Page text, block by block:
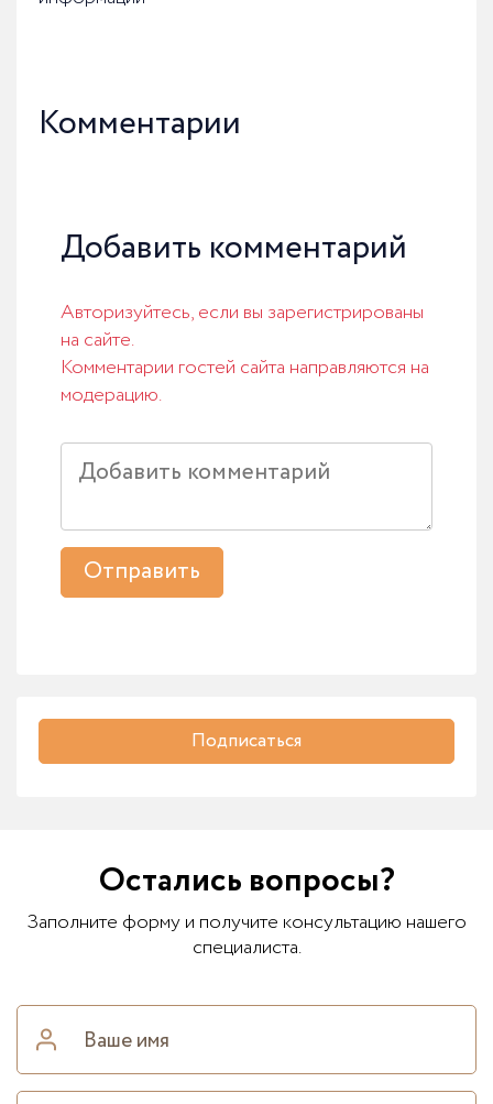
Комментарии
Добавить комментарий
Авторизуйтесь, если вы зарегистрированы
на сайте.
Комментарии гостей сайта направляются на
модерацию.
Отправить
Подписаться
Остались вопросы?
Заполните форму и получите консультацию нашего
специалиста.